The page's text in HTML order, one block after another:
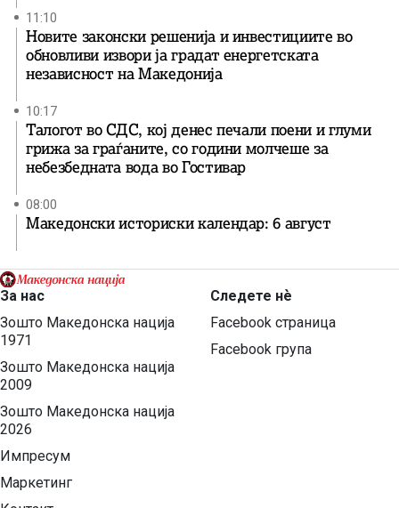
11:10
Новите законски решенија и инвестициите во
обновливи извори ја градат енергетската
независност на Македонија
10:17
Талогот во СДС, кој денес печали поени и глуми
грижа за граѓаните, со години молчеше за
небезбедната вода во Гостивар
08:00
Македонски историски календар: 6 август
За нас
Зошто Македонска нација
1971
Зошто Македонска нација
2009
Зошто Македонска нација
2026
Импресум
Маркетинг
Следете нѐ
Facebook страница
Facebook група